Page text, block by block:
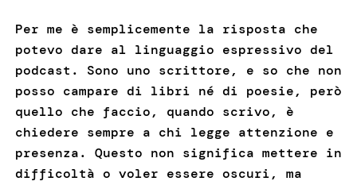
Per me è semplicemente la risposta che
potevo dare al linguaggio espressivo del
podcast. Sono uno scrittore, e so che non
posso campare di libri né di poesie, però
quello che faccio, quando scrivo, è
chiedere sempre a chi legge attenzione e
presenza. Questo non significa mettere in
difficoltà o voler essere oscuri, ma